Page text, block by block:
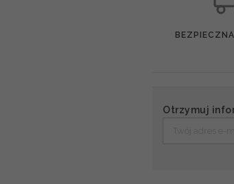
Otrzymuj